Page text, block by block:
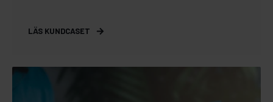
LÄS KUNDCASET